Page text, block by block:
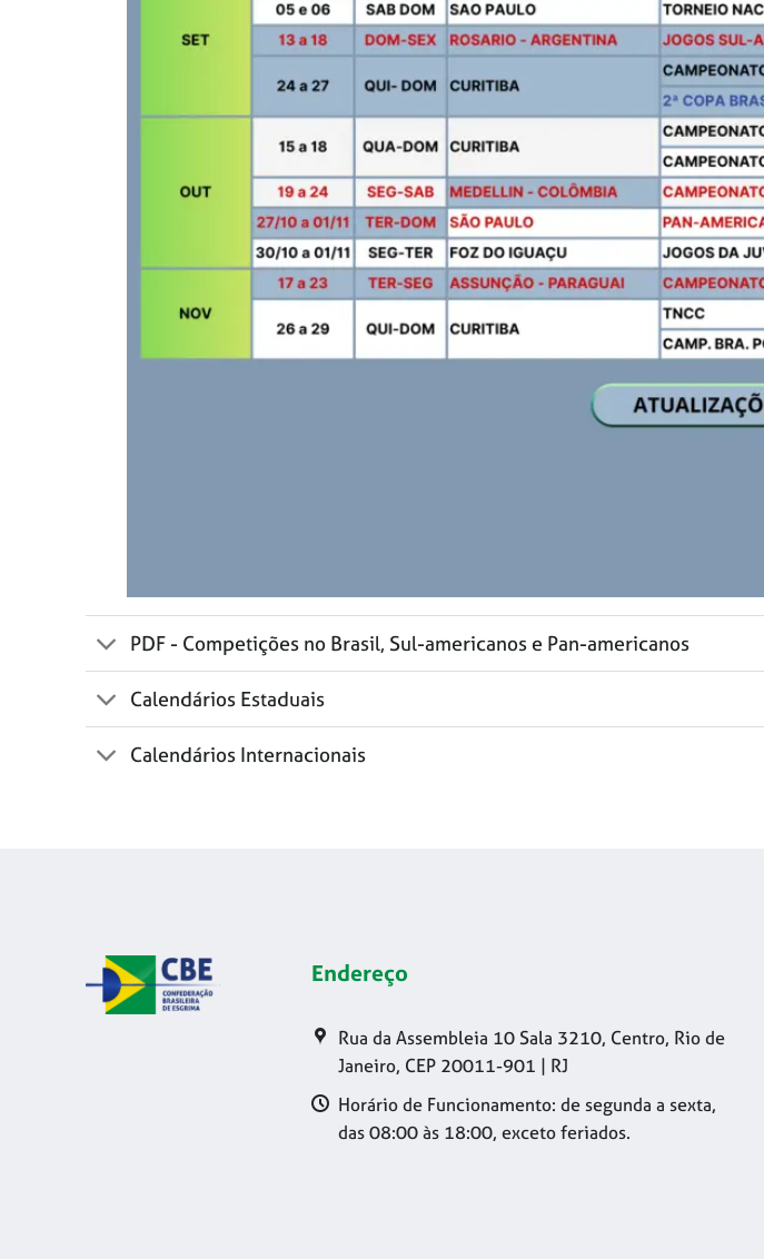
PDF - Competições no Brasil, Sul-americanos e Pan-americanos
Calendários Estaduais
Calendários Internacionais
Endereço
Rua da Assembleia 10 Sala 3210, Centro, Rio de
Janeiro, CEP 20011-901 | RJ
Horário de Funcionamento: de segunda a sexta,
das 08:00 às 18:00, exceto feriados.